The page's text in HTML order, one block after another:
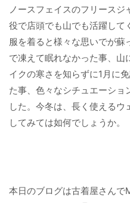
ノースフェイスのフリース
役で店頭でも山でも活躍して
服を着ると様々な思いでが蘇
で凍えて眠れなかった事、
イクの寒さを知らずに1月に
た事、色々なシチュエーショ
した。今冬は、長く使える
してみては如何でしょうか。
本日のブログは古着屋さん